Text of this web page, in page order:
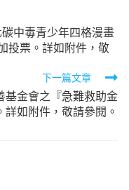
中毒青少年四格漫畫
投票。詳如附件，敬
下一篇文章
基金會之『急難救助金
如附件，敬請參閱。